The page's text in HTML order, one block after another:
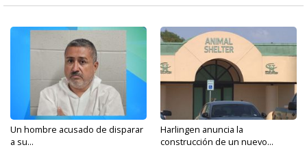
Un hombre acusado de disparar
a su...
Harlingen anuncia la
construcción de un nuevo...